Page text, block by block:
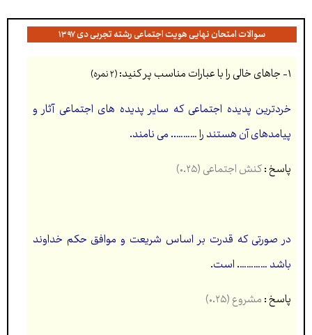
سوالات امتحان نهایی هویت اجتماعی رشته تجربی دی ۱۳۹۷
۱- جاهای خالی را با عبارات مناسب پر کنید: (۲ نمره)
خردترین پدیده اجتماعی که سایر پدیده های اجتماعی آثار و
پیامدهای آن هستند را ……….. می نامند.
پاسخ :کنش اجتماعی (۰.۲۵)
در صورتی که قدرت بر اساس شریعت و موافق حکم خداوند
باشد …………. است.
پاسخ :مشروع(۰.۲۵)